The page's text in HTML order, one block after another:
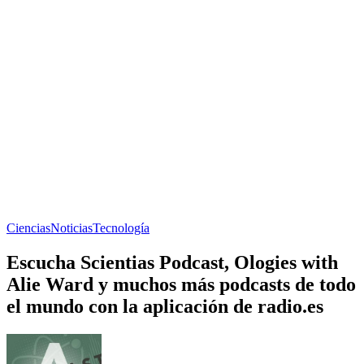
CienciasNoticiasTecnología
Escucha Scientias Podcast, Ologies with
Alie Ward y muchos más podcasts de todo
el mundo con la aplicación de radio.es